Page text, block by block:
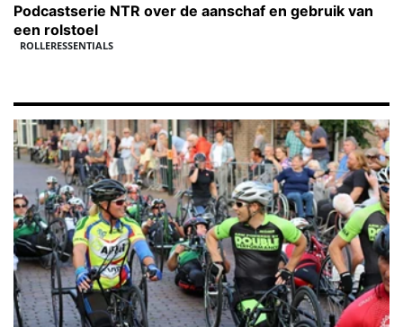
Podcastserie NTR over de aanschaf en gebruik van
een rolstoel
ROLLERESSENTIALS